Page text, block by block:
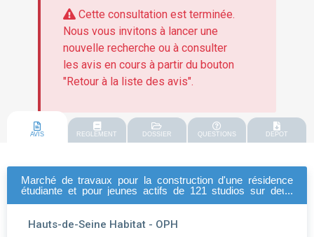
infrastructure - site du lycée albert camus -
bois-colombes
Cette consultation est terminée.
Nous vous invitons à lancer une
nouvelle recherche ou à consulter
les avis en cours à partir du bouton
"Retour à la liste des avis".
AVIS REGLEMENT DOSSIER QUESTIONS DEPOT
Marché de travaux pour la construction d'une résidence
étudiante et pour jeunes actifs de 121 studios sur deux
Hauts-de-Seine Habitat - OPH